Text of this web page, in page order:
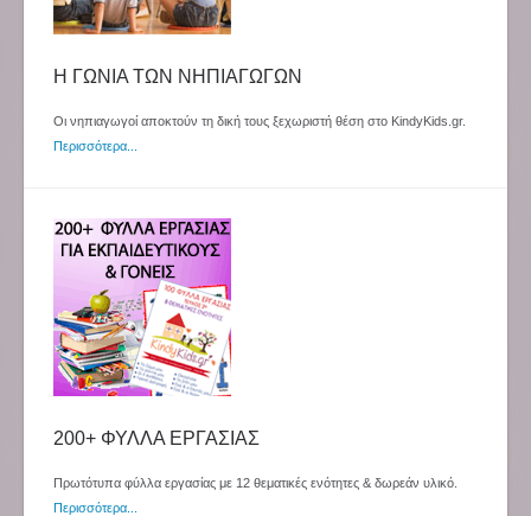
Η ΓΩΝΙΑ ΤΩΝ ΝΗΠΙΑΓΩΓΩΝ
Οι νηπιαγωγοί αποκτούν τη δική τους ξεχωριστή θέση στο KindyKids.gr.
Περισσότερα...
200+ ΦΥΛΛΑ ΕΡΓΑΣΙΑΣ
Πρωτότυπα φύλλα εργασίας με 12 θεματικές ενότητες & δωρεάν υλικό.
Περισσότερα...